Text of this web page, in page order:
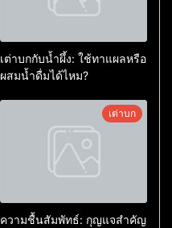
เต่าบกกับน้ำผึ้ง: ใช้ทาแผลหรือ
ผสมน้ำดื่มได้ไหม?
เต่าบก
ความชื้นสัมพัทธ์: กุญแจสำคัญ